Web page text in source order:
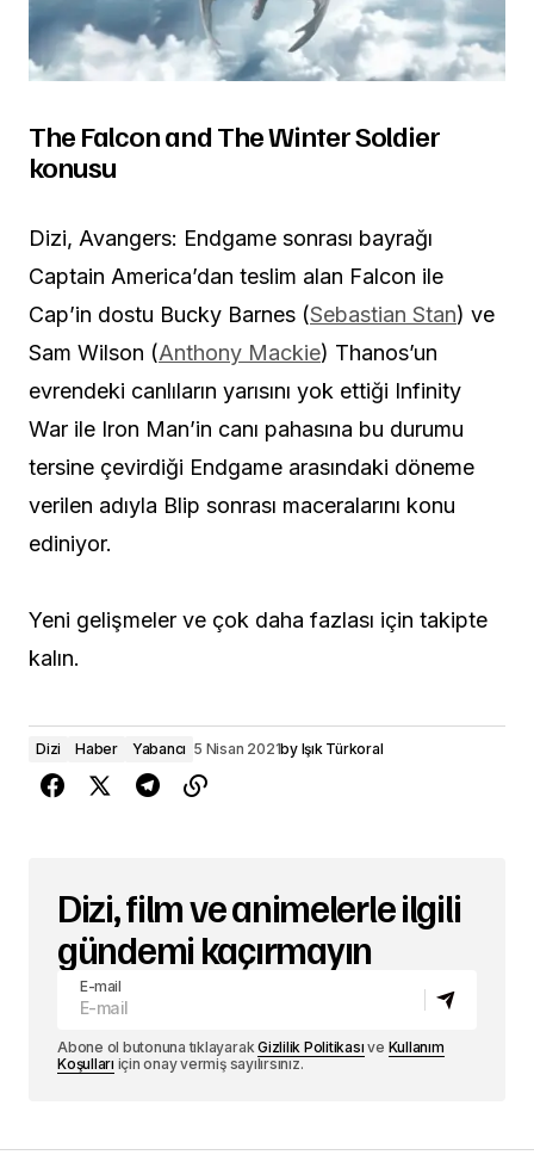
The Falcon and The Winter Soldier
konusu
Dizi, Avangers: Endgame sonrası bayrağı
Captain America’dan teslim alan Falcon ile
Cap’in dostu Bucky Barnes (Sebastian Stan) ve
Sam Wilson (Anthony Mackie) Thanos’un
evrendeki canlıların yarısını yok ettiği Infinity
War ile Iron Man’in canı pahasına bu durumu
tersine çevirdiği Endgame arasındaki döneme
verilen adıyla Blip sonrası maceralarını konu
ediniyor.
Yeni gelişmeler ve çok daha fazlası için takipte
kalın.
Dizi Haber Yabancı 5 Nisan 2021by Işık Türkoral
Dizi, film ve animelerle ilgili
gündemi kaçırmayın
E-mail
Abone ol butonuna tıklayarakGizlilik Politikası ve Kullanım
Koşulları için onay vermiş sayılırsınız.